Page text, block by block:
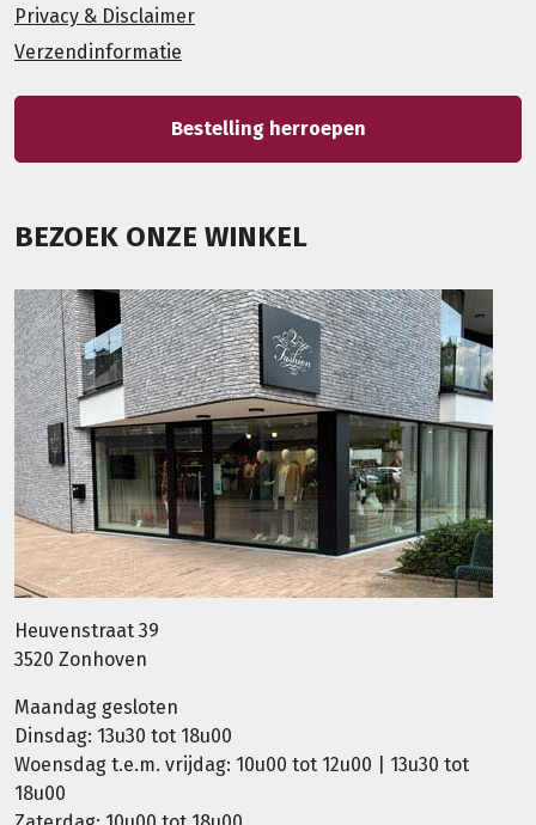
Privacy & Disclaimer
Verzendinformatie
Bestelling herroepen
BEZOEK ONZE WINKEL
Heuvenstraat 39
3520 Zonhoven
Maandag gesloten
Dinsdag: 13u30 tot 18u00
Woensdag t.e.m. vrijdag: 10u00 tot 12u00 | 13u30 tot
18u00